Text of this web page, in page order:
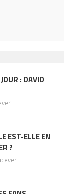
: DAVID
EST-ELLE EN
?